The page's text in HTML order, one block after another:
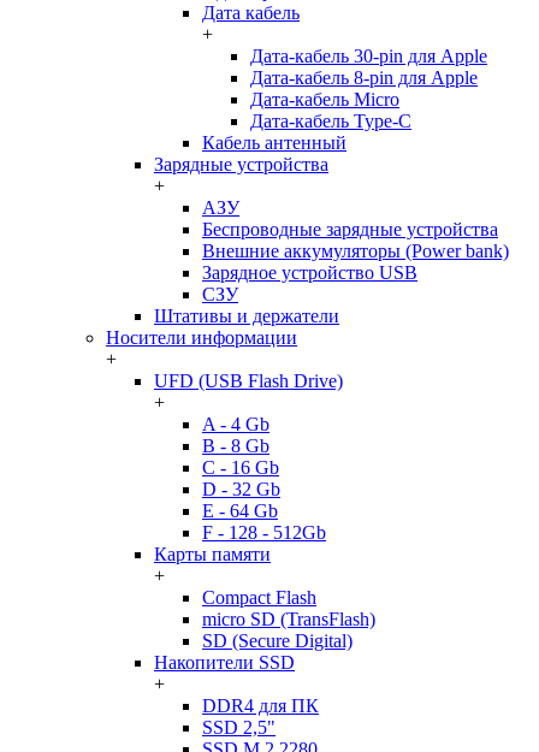
Дата кабель
+
Дата-кабель 30-pin для Apple
Дата-кабель 8-pin для Apple
Дата-кабель Micro
Дата-кабель Type-C
Кабель антенный
Зарядные устройства
+
АЗУ
Беспроводные зарядные устройства
Внешние аккумуляторы (Power bank)
Зарядное устройство USB
СЗУ
Штативы и держатели
Носители информации
+
UFD (USB Flash Drive)
+
A - 4 Gb
B - 8 Gb
C - 16 Gb
D - 32 Gb
E - 64 Gb
F - 128 - 512Gb
Карты памяти
+
Compact Flash
micro SD (TransFlash)
SD (Secure Digital)
Накопители SSD
+
DDR4 для ПК
SSD 2,5"